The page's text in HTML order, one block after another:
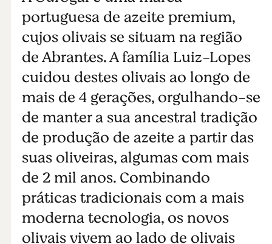
portuguesa de azeite premium,
cujos olivais se situam na região
de Abrantes. A família Luiz-Lopes
cuidou destes olivais ao longo de
mais de 4 gerações, orgulhando-se
de manter a sua ancestral tradição
de produção de azeite a partir das
suas oliveiras, algumas com mais
de 2 mil anos. Combinando
práticas tradicionais com a mais
moderna tecnologia, os novos
olivais vivem ao lado de olivais